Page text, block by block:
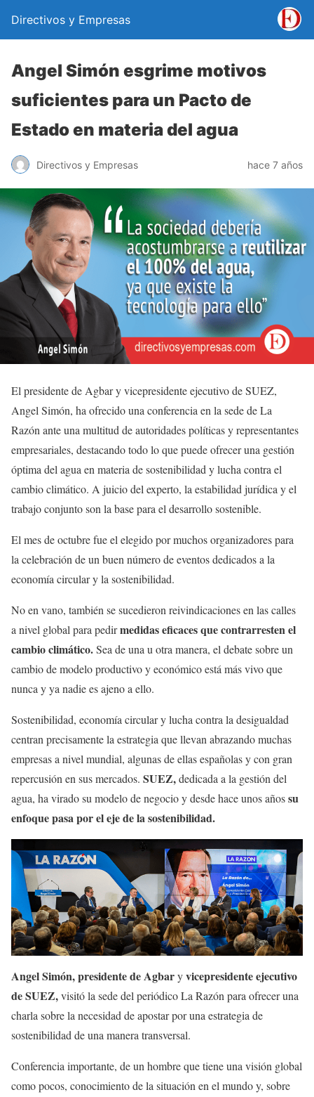
Directivos y Empresas
Angel Simón esgrime motivos
suficientes para un Pacto de
Estado en materia del agua
Directivos y Empresas hace 7 años
El presidente de Agbar y vicepresidente ejecutivo de SUEZ,
Angel Simón, ha ofrecido una conferencia en la sede de La
Razón ante una multitud de autoridades políticas y representantes
empresariales, destacando todo lo que puede ofrecer una gestión
óptima del agua en materia de sostenibilidad y lucha contra el
cambio climático. A juicio del experto, la estabilidad jurídica y el
trabajo conjunto son la base para el desarrollo sostenible.
El mes de octubre fue el elegido por muchos organizadores para
la celebración de un buen número de eventos dedicados a la
economía circular y la sostenibilidad.
No en vano, también se sucedieron reivindicaciones en las calles
a nivel global para pedirmedidas eficaces que contrarresten el
cambio climático.Sea de una u otra manera, el debate sobre un
cambio de modelo productivo y económico está más vivo que
nunca y ya nadie es ajeno a ello.
Sostenibilidad, economía circular y lucha contra la desigualdad
centran precisamente la estrategia que llevan abrazando muchas
empresas a nivel mundial, algunas de ellas españolas y con gran
repercusión en sus mercados. SUEZ,dedicada a la gestión del
agua, ha virado su modelo de negocio y desde hace unos añossu
enfoque pasa por el eje de la sostenibilidad.
Angel Simón, presidente de Agbaryvicepresidente ejecutivo
de SUEZ,visitó la sede del periódico La Razón para ofrecer una
charla sobre la necesidad de apostar por una estrategia de
sostenibilidad de una manera transversal.
Conferencia importante, de un hombre que tiene una visión global
como pocos, conocimiento de la situación en el mundo y, sobre